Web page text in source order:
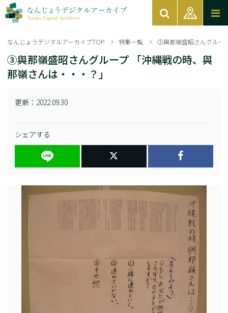
なんじょうデジタルアーカイブTOP 特集一覧 ③與那嶺盛昭さんグルー
③與那嶺盛昭さんグループ 「沖縄戦の時、與
那嶺さんは・・・？」
更新： 2022.09.30
シェアする